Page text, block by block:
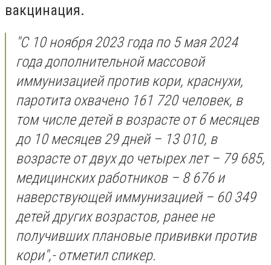
вакцинация.
"С 10 ноября 2023 года по 5 мая 2024
года дополнительной массовой
иммунизацией против кори, краснухи,
паротита охвачено 161 720 человек, в
том числе детей в возрасте от 6 месяцев
до 10 месяцев 29 дней – 13 010, в
возрасте от двух до четырех лет – 79 685,
медицинских работников – 8 676 и
наверствующей иммунизацией – 60 349
детей других возрастов, ранее не
получивших плановые прививки против
кори",- отметил спикер.